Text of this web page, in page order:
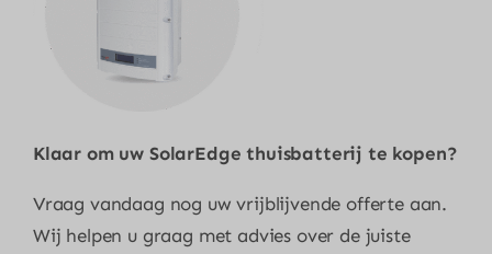
Klaar om uw SolarEdge thuisbatterij te kopen?
Vraag vandaag nog uw vrijblijvende offerte aan.
Wij helpen u graag met advies over de juiste